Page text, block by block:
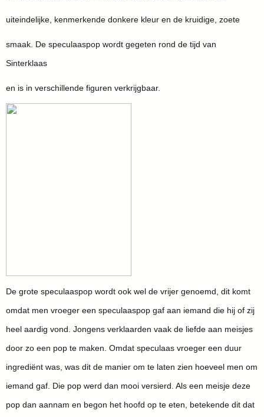
uiteindelijke, kenmerkende donkere kleur en de kruidige, zoete
smaak. De speculaaspop wordt gegeten rond de tijd van
Sinterklaas
en is in verschillende figuren verkrijgbaar.
De grote speculaaspop wordt ook wel de vrijer genoemd, dit komt
omdat men vroeger een speculaaspop gaf aan iemand die hij of zij
heel aardig vond. Jongens verklaarden vaak de liefde aan meisjes
door zo een pop te maken. Omdat speculaas vroeger een duur
ingrediënt was, was dit de manier om te laten zien hoeveel men om
iemand gaf. Die pop werd dan mooi versierd. Als een meisje deze
pop dan aannam en begon het hoofd op te eten, betekende dit dat